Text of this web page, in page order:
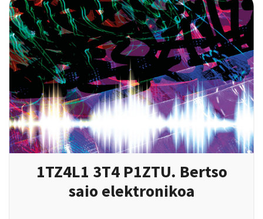
1TZ4L1 3T4 P1ZTU. Bertso
saio elektronikoa